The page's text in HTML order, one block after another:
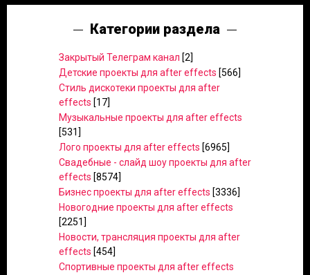
Категории раздела
Закрытый Телеграм канал [2]
Детские проекты для after effects [566]
Стиль дискотеки проекты для after
effects [17]
Музыкальные проекты для after effects
[531]
Лого проекты для after effects [6965]
Свадебные - слайд шоу проекты для after
effects [8574]
Бизнес проекты для after effects [3336]
Новогодние проекты для after effects
[2251]
Новости, трансляция проекты для after
effects [454]
Спортивные проекты для after effects